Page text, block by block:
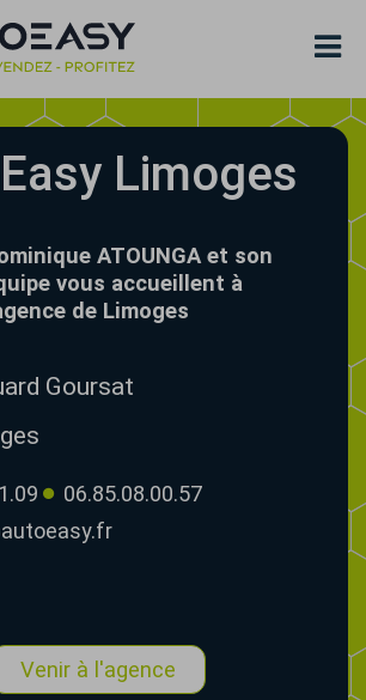
Limoges
ATOUNGA et son
vous accueillent à
de Limoges
Goursat
06.85.08.00.57
Venir à l'agence